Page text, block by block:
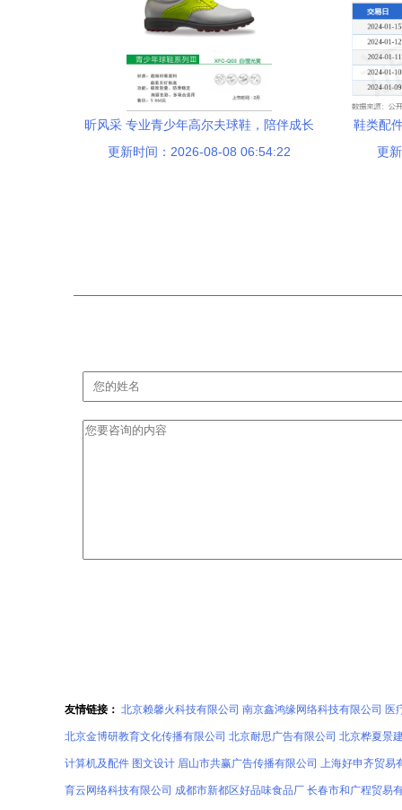
昕风采 专业青少年高尔夫球鞋，陪伴成长
每一步
更新时间：2026-08-08 06:54:22
鞋类配
更
友情链接： 北京赖馨火科技有限公司 南京鑫鸿缘网络科技有限公司 医
北京金博研教育文化传播有限公司 北京耐思广告有限公司 北京桦夏景
计算机及配件 图文设计 眉山市共赢广告传播有限公司 上海好申齐贸易
育云网络科技有限公司 成都市新都区好品味食品厂 长春市和广程贸易